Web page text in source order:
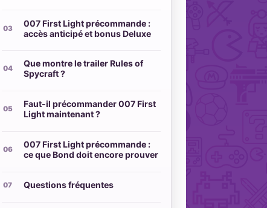
007 First Light précommande :
accès anticipé et bonus Deluxe
Que montre le trailer Rules of
Spycraft ?
Faut-il précommander 007 First
Light maintenant ?
007 First Light précommande :
ce que Bond doit encore prouver
Questions fréquentes